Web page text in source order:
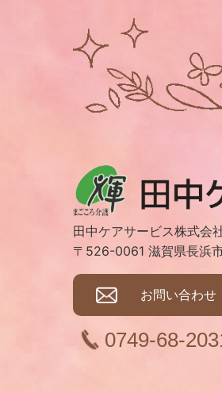
田中ケアサービス株式会
〒526-0061 滋賀県長浜
お問い合わせ
0749-68-